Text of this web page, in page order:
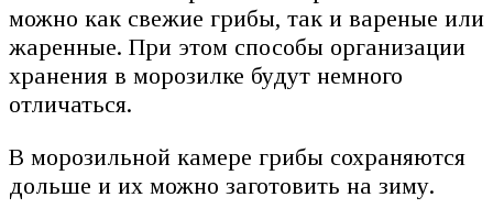
можно как свежие грибы, так и вареные или
жаренные. При этом способы организации
хранения в морозилке будут немного
отличаться.
В морозильной камере грибы сохраняются
дольше и их можно заготовить на зиму.